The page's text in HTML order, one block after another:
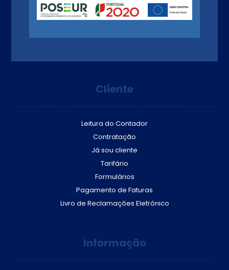
Cliente
Leitura do Contador
Contratação
Já sou cliente
Tarifário
Formulários
Pagamento de Faturas
Livro de Reclamações Eletrónico
Informação